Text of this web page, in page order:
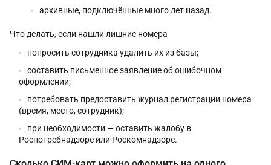
архивные, подключённые много лет назад.
Что делать, если нашли лишние номера
попросить сотрудника удалить их из базы;
составить письменное заявление об ошибочном
оформлении;
потребовать предоставить журнал регистрации номера
(время, место, сотрудник);
при необходимости — оставить жалобу в
Роспотребнадзоре или Роскомнадзоре.